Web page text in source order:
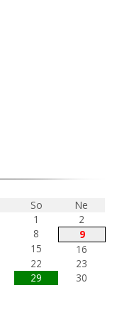
So
Ne
1
2
8
9
15
16
22
23
29
30